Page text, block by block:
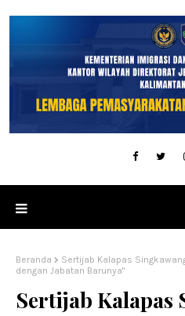
Beranda
Sertijab Kalapas
dengan Jabatan Barunya"
Sertijab Kalapas